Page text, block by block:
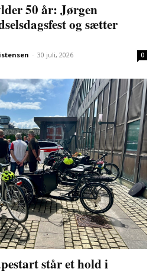
50 år: Jørgen
og sætter
- 30 juli, 2026 0
står et hold i